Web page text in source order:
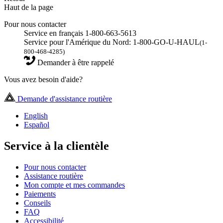
Haut de la page
Pour nous contacter
Service en français 1-800-663-5613
Service pour l'Amérique du Nord: 1-800-GO-U-HAUL(1-
800-468-4285)
Demander à être rappelé
Vous avez besoin d'aide?
Demande d'assistance routière
English
Español
Service à la clientèle
Pour nous contacter
Assistance routière
Mon compte et mes commandes
Paiements
Conseils
FAQ
Accessibilité